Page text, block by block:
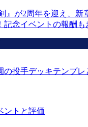
』が2周年を迎え、新
記念イベントの報酬も
の投手デッキテンプレ
ントと評価